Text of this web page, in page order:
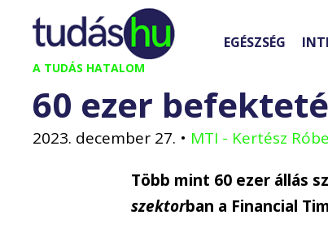
Kilépés
tartalomba
A TUDÁS HATALOM
EGÉSZSÉG
60 ezer
2023. december 27. • MTI - Kertész
Több mint 60 ezer állás
szektorban a Financial